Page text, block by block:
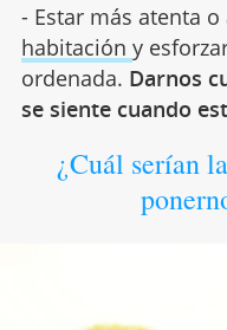
- Estar más atenta
habitación y
ordenada. Darnos
se siente cuando
¿Cuál serían